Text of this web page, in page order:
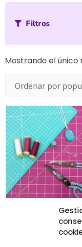
Filtros
Mostrando el único
Tabla de corte
59,00